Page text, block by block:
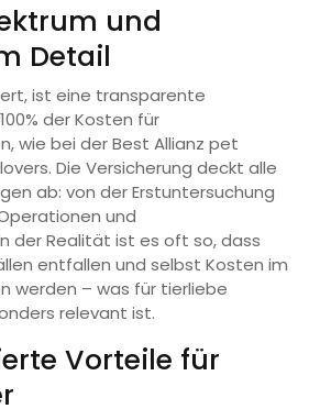
und
Detail
ist eine transparente
der Kosten für
wie bei der Best Allianz pet
Die Versicherung deckt alle
ab: von der Erstuntersuchung
und
der Realität ist es oft so, dass
entfallen und selbst Kosten im
werden – was für tierliebe
relevant ist.
Vorteile für